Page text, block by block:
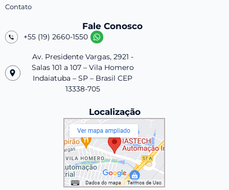
Contato
Fale Conosco
+55 (19) 2660-1550
Av. Presidente Vargas, 2921 -
Salas 101 a 107 – Vila Homero
Indaiatuba – SP – Brasil CEP
13338-705
Localização